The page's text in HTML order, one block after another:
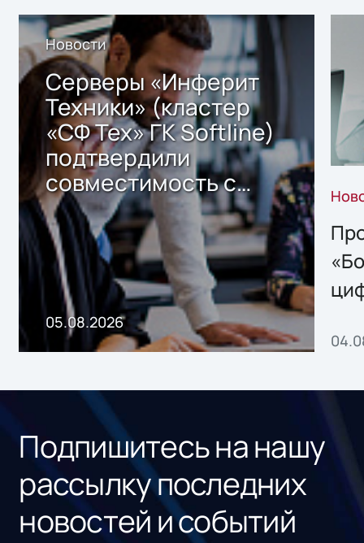
Новости
Серверы «Инферит
Техники» (кластер
«СФ Тех» ГК Softline)
подтвердили
совместимость с
решением Sharx
Storage 2.x для
хранения данных
05.08.2026
Подпишитесь на нашу
рассылку последних
новостей и событий